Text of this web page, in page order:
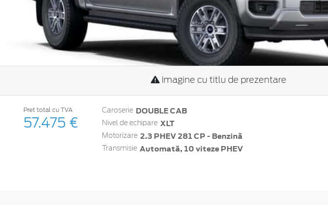
Imagine cu titlu de prezentare
Pret total cu TVA
57.475 €
Caroserie DOUBLE CAB
Nivel de echipare XLT
Motorizare 2.3 PHEV 281 CP - Benzină
Transmisie Automată, 10 viteze PHEV